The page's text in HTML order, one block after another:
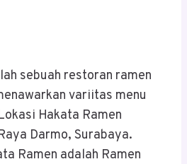
sebuah restoran ramen
variitas menu
Hakata Ramen
Darmo, Surabaya.
Ramen adalah Ramen